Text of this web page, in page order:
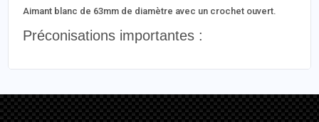
Aimant blanc de 63mm de diamètre avec un crochet ouvert.
Préconisations importantes :